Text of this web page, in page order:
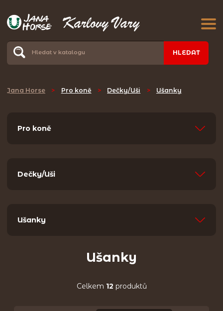
HLEDAT
Jana Horse > Pro koně > Dečky/Uši > Ušanky
Pro koně
Dečky/Uši
Ušanky
Ušanky
Celkem 12 produktů